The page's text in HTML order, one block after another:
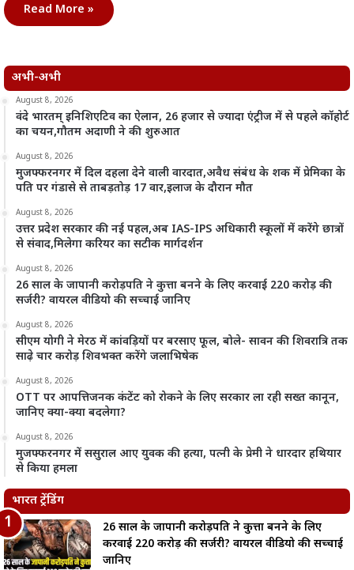
Read More »
अभी-अभी
August 8, 2026
वंदे भारतम् इनिशिएटिव का ऐलान, 26 हजार से ज्यादा एंट्रीज में से पहले कॉहोर्ट
का चयन,गौतम अदाणी ने की शुरुआत
August 8, 2026
मुजफ्फरनगर में दिल दहला देने वाली वारदात,अवैध संबंध के शक में प्रेमिका के
पति पर गंडासे से ताबड़तोड़ 17 वार,इलाज के दौरान मौत
August 8, 2026
उत्तर प्रदेश सरकार की नई पहल,अब IAS-IPS अधिकारी स्कूलों में करेंगे छात्रों
से संवाद,मिलेगा करियर का सटीक मार्गदर्शन
August 8, 2026
26 साल के जापानी करोड़पति ने कुत्ता बनने के लिए करवाई 220 करोड़ की
सर्जरी? वायरल वीडियो की सच्चाई जानिए
August 8, 2026
सीएम योगी ने मेरठ में कांवड़ियों पर बरसाए फूल, बोले- सावन की शिवरात्रि तक
साढ़े चार करोड़ शिवभक्त करेंगे जलाभिषेक
August 8, 2026
OTT पर आपत्तिजनक कंटेंट को रोकने के लिए सरकार ला रही सख्त कानून,
जानिए क्या-क्या बदलेगा?
August 8, 2026
मुजफ्फरनगर में ससुराल आए युवक की हत्या, पत्नी के प्रेमी ने धारदार हथियार
से किया हमला
भारत ट्रेंडिंग
26 साल के जापानी करोड़पति ने कुत्ता बनने के लिए
करवाई 220 करोड़ की सर्जरी? वायरल वीडियो की सच्चाई
जानिए